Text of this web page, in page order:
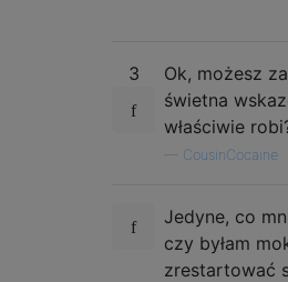
3 Ok, możesz
świetna
właściwie
CousinCocaine
Jedyne, co
czy byłam
zrestartować